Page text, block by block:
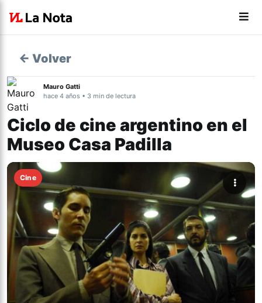
← Volver
Mauro Gatti
hace 4 años • 3 min de lectura
Ciclo de cine argentino en el
Museo Casa Padilla
Cine